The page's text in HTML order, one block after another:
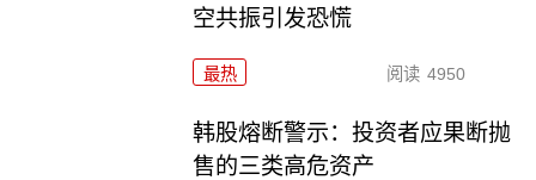
空共振引发恐慌
最热 阅读 4950
韩股熔断警示：投资者应果断抛
售的三类高危资产